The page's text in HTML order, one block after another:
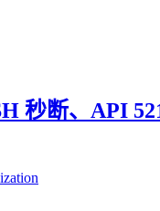
秒断、API